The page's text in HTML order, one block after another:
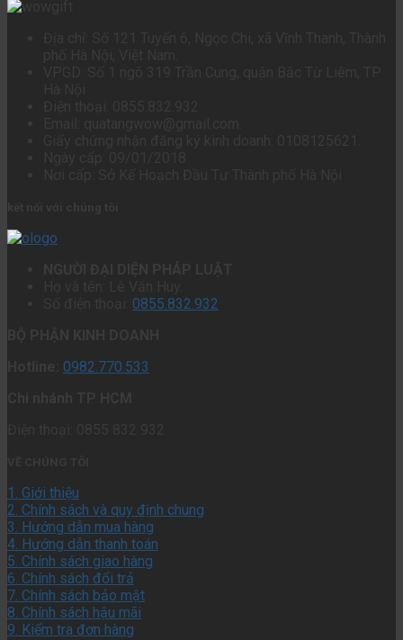
0855.832.932
0982.770.533
1. Giới thiệu
2. Chính sách và quy định chung
3. Hướng dẫn mua hàng
4. Hướng dẫn thanh toán
5. Chính sách giao hàng
6. Chính sách đổi trả
7. Chính sách bảo mật
8. Chính sách hậu mãi
9. Kiểm tra đơn hàng